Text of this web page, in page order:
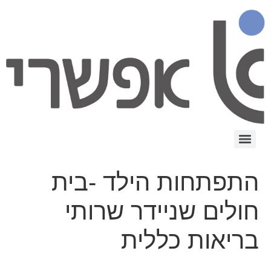
התפתחות הילד -בית
חולים שניידר שרותי
בריאות כללית